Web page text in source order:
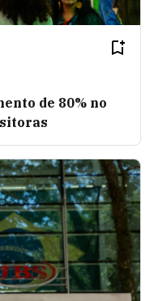
de 80% no